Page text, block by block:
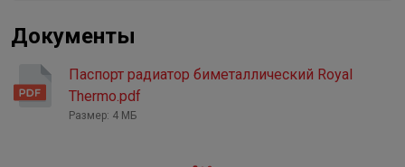
Гарантия 25 лет
Thermo подтверждены фирменной гарантией 25 лет.
Каждый радиатор имеет индивидуальный паспорт и
гарантийный талон.
Документы
Паспорт радиатор биметаллический Royal
Thermo.pdf
Размер: 4 МБ